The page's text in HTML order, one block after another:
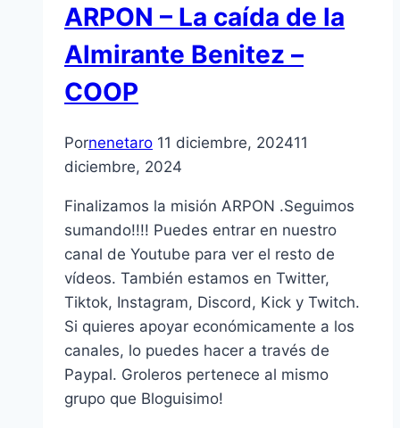
ARPON – La caída de la
Almirante Benitez –
COOP
Pornenetaro 11 diciembre, 202411
diciembre, 2024
Finalizamos la misión ARPON .Seguimos
sumando!!!! Puedes entrar en nuestro
canal de Youtube para ver el resto de
vídeos. También estamos en Twitter,
Tiktok, Instagram, Discord, Kick y Twitch.
Si quieres apoyar económicamente a los
canales, lo puedes hacer a través de
Paypal. Groleros pertenece al mismo
grupo que Bloguisimo!